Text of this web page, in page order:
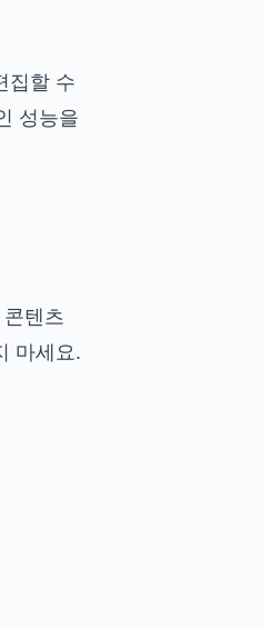
집할 수
성능을
텐츠
마세요.